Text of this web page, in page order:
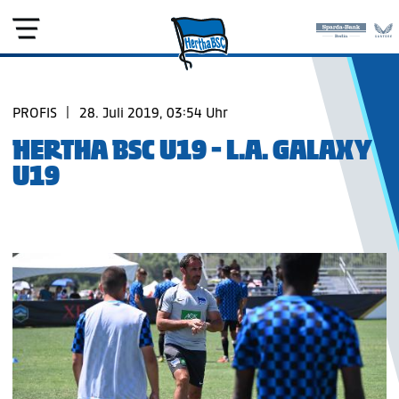
PROFIS 28. Juli 2019, 03:54 Uhr
HERTHA BSC U19 - L.A. GALAXY
U19